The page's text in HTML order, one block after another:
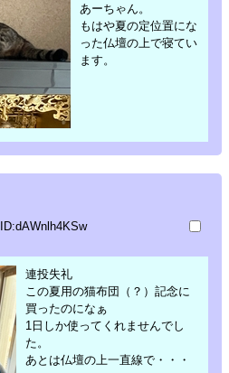
あーちゃん。
もはや夏の定位置にな
った仏壇の上で寝てい
ます。
ID:dAWnlh4KSw
連投失礼
この夏用の猫布団（？）記念に
買ったのになぁ
1日しか使ってくれませんでし
た。
あとは仏壇の上一直線で・・・